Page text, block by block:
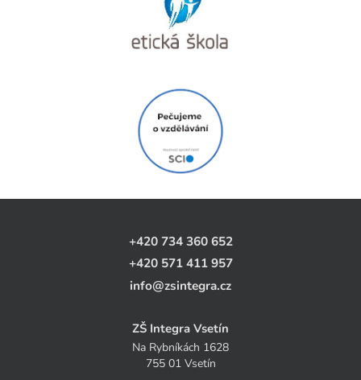
+420 734 360 652
+420 571 411 957
info@zsintegra.cz
ZŠ Integra Vsetín
Na Rybníkách 1628
755 01 Vsetín